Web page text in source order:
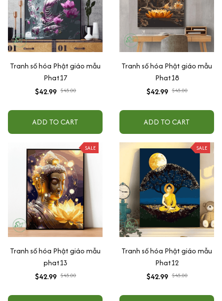
Tranh số hóa Phật giáo mẫu
Phat17
$42.99 $45.00
ADD TO CART
Tranh số hóa Phật giáo mẫu
Phat18
$42.99 $45.00
ADD TO CART
SALE
Tranh số hóa Phật giáo mẫu
phat13
$42.99 $45.00
SALE
Tranh số hóa Phật giáo mẫu
Phat12
$42.99 $45.00